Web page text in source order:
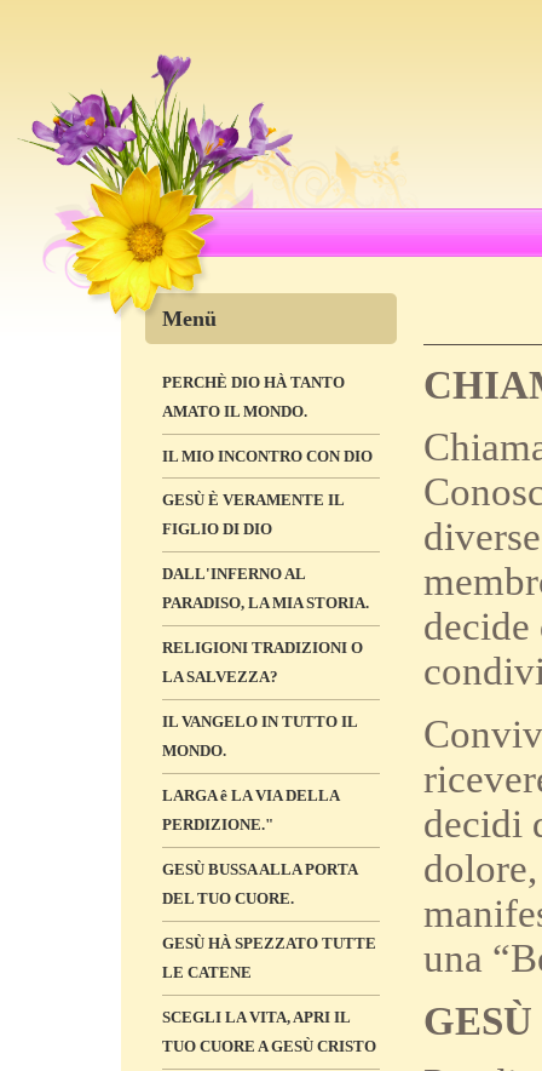
Menü
PERCHÈ DIO HÀ TANTO
AMATO IL MONDO.
IL MIO INCONTRO CON DIO
GESÙ È VERAMENTE IL
FIGLIO DI DIO
DALL'INFERNO AL
PARADISO, LA MIA STORIA.
RELIGIONI TRADIZIONI O
LA SALVEZZA?
IL VANGELO IN TUTTO IL
MONDO.
LARGA ê LA VIA DELLA
PERDIZIONE."
GESÙ BUSSA ALLA PORTA
DEL TUO CUORE.
GESÙ HÀ SPEZZATO TUTTE
LE CATENE
SCEGLI LA VITA, APRI IL
TUO CUORE A GESÙ CRISTO
decide
decidi
una